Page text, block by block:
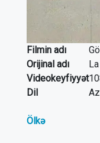
Filmin adı
Orijinal adı
Videokeyfiyyət
Dil
Ölkə